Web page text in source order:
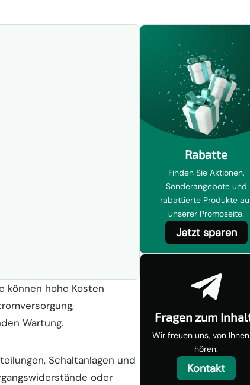
können hohe Kosten
Wartung.
Schaltanlagen und
oder
Rabatte
Finden Sie Aktionen,
Sonderangebote und
rabattierte Produkte
unserer Promoseite.
Jetzt sparen

Fragen zum
Wir freuen uns, von
hören:
Kontakt